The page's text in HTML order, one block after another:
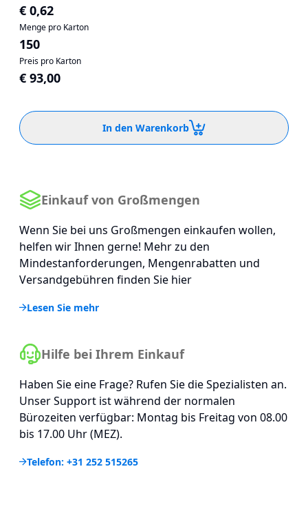
€ 0,62
Menge pro Karton
150
Preis pro Karton
€ 93,00
In den Warenkorb
Einkauf von Großmengen
Wenn Sie bei uns Großmengen einkaufen wollen,
helfen wir Ihnen gerne! Mehr zu den
Mindestanforderungen, Mengenrabatten und
Versandgebühren finden Sie hier
Lesen Sie mehr
Hilfe bei Ihrem Einkauf
Haben Sie eine Frage? Rufen Sie die Spezialisten an.
Unser Support ist während der normalen
Bürozeiten verfügbar: Montag bis Freitag von 08.00
bis 17.00 Uhr (MEZ).
Telefon: +31 252 515265